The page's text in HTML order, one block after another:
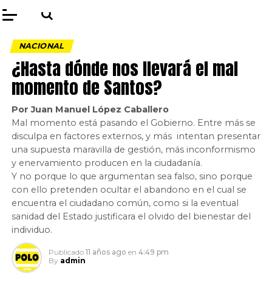
NACIONAL
¿Hasta dónde nos llevará el mal
momento de Santos?
Por Juan Manuel López Caballero
Mal momento está pasando el Gobierno. Entre más se
disculpa en factores externos, y más intentan presentar
una supuesta maravilla de gestión, más inconformismo
y enervamiento producen en la ciudadanía.
Y no porque lo que argumentan sea falso, sino porque
con ello pretenden ocultar el abandono en el cual se
encuentra el ciudadano común, como si la eventual
sanidad del Estado justificara el olvido del bienestar del
individuo.
Publicado 11 años ago en 4:49 pm
By admin